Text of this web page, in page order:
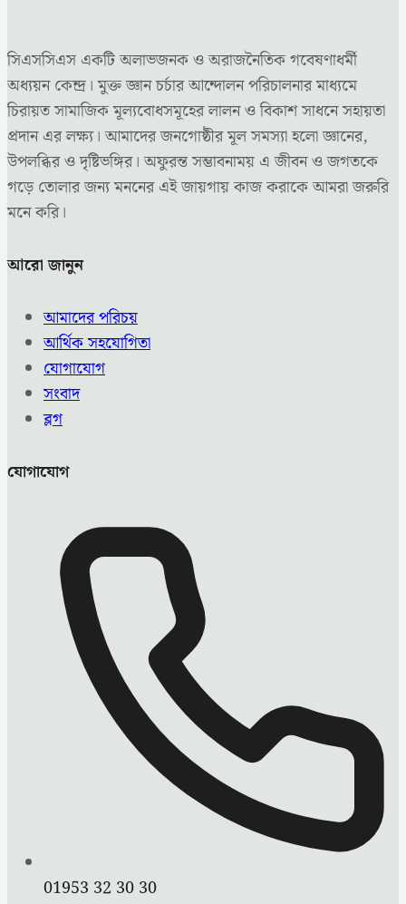
সিএসসিএস একটি অলাভজনক ও অরাজনৈতিক গবেষণাধর্মী
অধ্যয়ন কেন্দ্র। মুক্ত জ্ঞান চর্চার আন্দোলন পরিচালনার মাধ্যমে
চিরায়ত সামাজিক মূল্যবোধসমূহের লালন ও বিকাশ সাধনে সহায়তা
প্রদান এর লক্ষ্য। আমাদের জনগোষ্ঠীর মূল সমস্যা হলো জ্ঞানের,
উপলব্ধির ও দৃষ্টিভঙ্গির। অফুরন্ত সম্ভাবনাময় এ জীবন ও জগতকে
গড়ে তোলার জন্য মননের এই জায়গায় কাজ করাকে আমরা জরুরি
মনে করি।
আরো জানুন
আমাদের পরিচয়
আর্থিক সহযোগিতা
যোগাযোগ
সংবাদ
ব্লগ
যোগাযোগ
01953 32 30 30